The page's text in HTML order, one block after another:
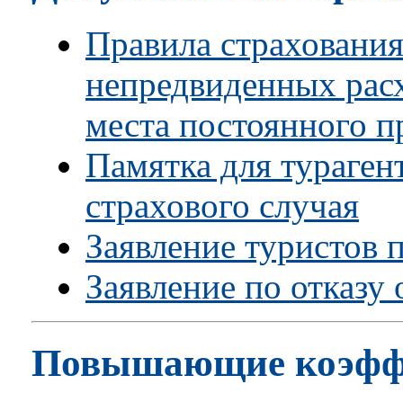
Правила
непредвиденных
места постоянного
Памятка для
страхового случая
Заявление
Заявление по отказу
Повышающие